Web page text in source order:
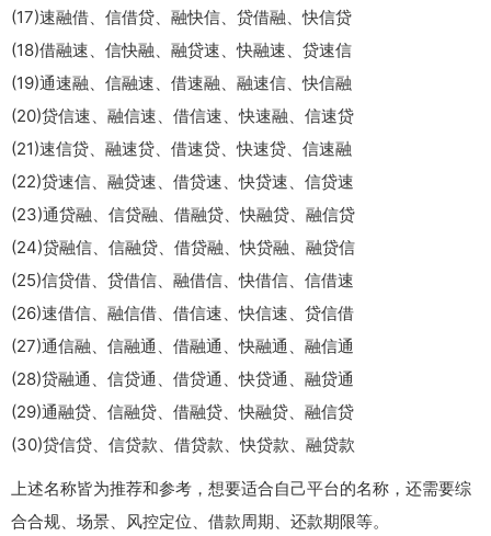
(17)速融借、信借贷、融快信、贷借融、快信贷
(18)借融速、信快融、融贷速、快融速、贷速信
(19)通速融、信融速、借速融、融速信、快信融
(20)贷信速、融信速、借信速、快速融、信速贷
(21)速信贷、融速贷、借速贷、快速贷、信速融
(22)贷速信、融贷速、借贷速、快贷速、信贷速
(23)通贷融、信贷融、借融贷、快融贷、融信贷
(24)贷融信、信融贷、借贷融、快贷融、融贷信
(25)信贷借、贷借信、融借信、快借信、信借速
(26)速借信、融信借、借信速、快信速、贷信借
(27)通信融、信融通、借融通、快融通、融信通
(28)贷融通、信贷通、借贷通、快贷通、融贷通
(29)通融贷、信融贷、借融贷、快融贷、融信贷
(30)贷信贷、信贷款、借贷款、快贷款、融贷款
上述名称皆为推荐和参考，想要适合自己平台的名称，还需要综
合合规、场景、风控定位、借款周期、还款期限等。